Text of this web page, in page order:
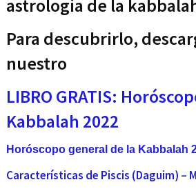
astrología de la
Para descubrirlo,
nuestro
LIBRO GRATIS:
Kabbalah 2022
Horóscopo general de la Kabbalah
Características de Piscis (Daguim) –